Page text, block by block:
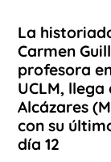
La
Carmen
profesora
UCLM, llega
Alcázares
con su
día 12